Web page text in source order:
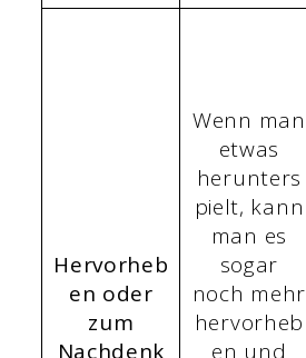
Hervorheb
en oder
zum
Nachdenk
Wenn man
etwas
herunters
pielt, kann
man es
sogar
noch mehr
hervorheb
en und